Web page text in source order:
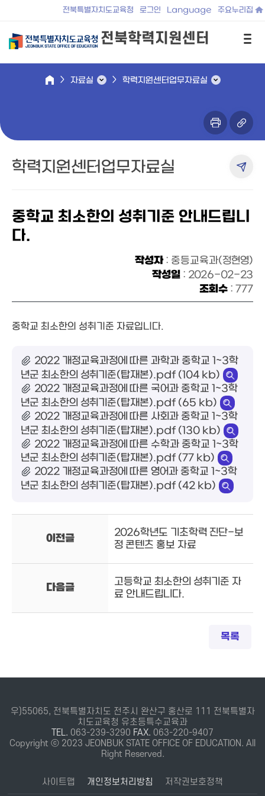
전북특별자치도교육청 로그인 Language 주요누리집
전북학력지원센터
자료실 학력지원센터업무자료실
학력지원센터업무자료실
중학교 최소한의 성취기준 안내드립니
다.
작성자: 중등교육과(정현영)
작성일 : 2026-02-23
조회수 : 777
중학교 최소한의 성취기준 자료입니다.
2022 개정교육과정에 따른 과학과 중학교 1~3학
년군 최소한의 성취기준(탑재본).pdf (104 kb)
2022 개정교육과정에 따른 국어과 중학교 1~3학
년군 최소한의 성취기준(탑재본).pdf (65 kb)
2022 개정교육과정에 따른 사회과 중학교 1~3학
년군 최소한의 성취기준(탑재본).pdf (130 kb)
2022 개정교육과정에 따른 수학과 중학교 1~3학
년군 최소한의 성취기준(탑재본).pdf (77 kb)
2022 개정교육과정에 따른 영어과 중학교 1~3학
년군 최소한의 성취기준(탑재본).pdf (42 kb)
이전글
2026학년도 기초학력 진단-보
정 콘텐츠 홍보 자료
다음글
고등학교 최소한의 성취기준 자
료 안내드립니다.
목록
우)55065, 전북특별자치도 전주시 완산구 홍산로 111 전북특별자
치도교육청 유초등특수교육과
TEL. 063-239-3290 FAX. 063-220-9407
Copyright ⓒ 2023 JEONBUK STATE OFFICE OF EDUCATION. All
Right Reserved.
사이트맵 개인정보처리방침 저작권보호정책